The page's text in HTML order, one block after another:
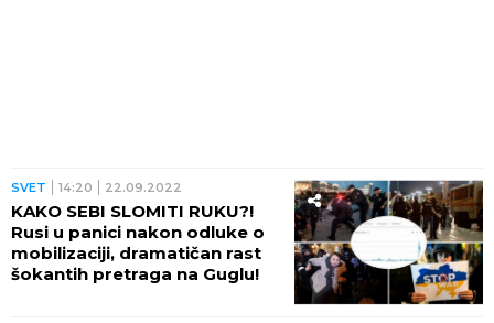
SVET 14:20 22.09.2022
KAKO SEBI SLOMITI RUKU?!
Rusi u panici nakon odluke o
mobilizaciji, dramatičan rast
šokantih pretraga na Guglu!